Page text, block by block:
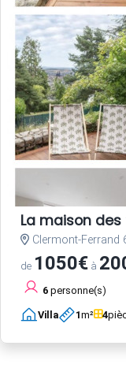
La maison
Clermont-Ferrand
de 1050€ à
6 personne(s)
Villa 1m² 4